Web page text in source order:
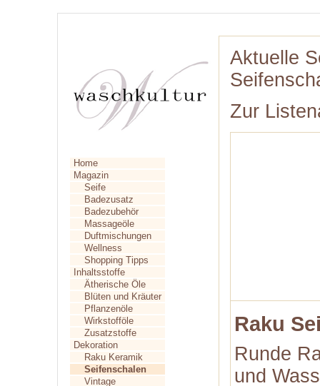
Home
Magazin
Seife
Badezusatz
Badezubehör
Massageöle
Duftmischungen
Wellness
Shopping Tipps
Inhaltsstoffe
Ätherische Öle
Blüten und Kräuter
Pflanzenöle
Wirkstofföle
Zusatzstoffe
Dekoration
Raku Keramik
Seifenschalen
Vintage
Aktuelle
Zur
Raku
Runde
und